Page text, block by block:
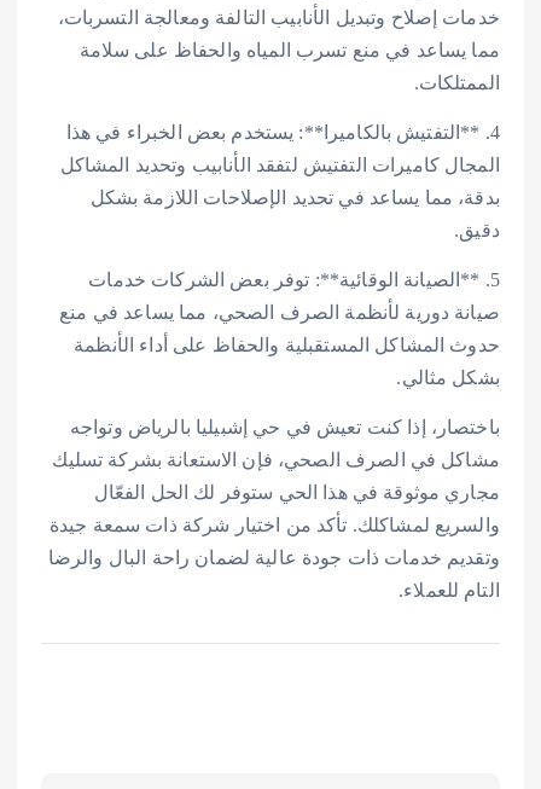
خدمات إصلاح وتبديل الأنابيب التالفة ومعالجة التسربات،
مما يساعد في منع تسرب المياه والحفاظ على سلامة
الممتلكات.
4. **التفتيش بالكاميرا**: يستخدم بعض الخبراء في هذا
المجال كاميرات التفتيش لتفقد الأنابيب وتحديد المشاكل
بدقة، مما يساعد في تحديد الإصلاحات اللازمة بشكل
دقيق.
5. **الصيانة الوقائية**: توفر بعض الشركات خدمات
صيانة دورية لأنظمة الصرف الصحي، مما يساعد في منع
حدوث المشاكل المستقبلية والحفاظ على أداء الأنظمة
بشكل مثالي.
باختصار، إذا كنت تعيش في حي إشبيليا بالرياض وتواجه
مشاكل في الصرف الصحي، فإن الاستعانة بشركة تسليك
مجاري موثوقة في هذا الحي ستوفر لك الحل الفعّال
والسريع لمشاكلك. تأكد من اختيار شركة ذات سمعة جيدة
وتقديم خدمات ذات جودة عالية لضمان راحة البال والرضا
التام للعملاء.